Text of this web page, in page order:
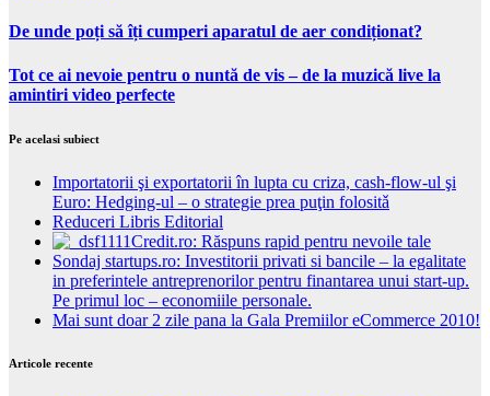
De unde poți să îți cumperi aparatul de aer condiționat?
Tot ce ai nevoie pentru o nuntă de vis – de la muzică live la
amintiri video perfecte
Pe acelasi subiect
Importatorii şi exportatorii în lupta cu criza, cash-flow-ul şi
Euro: Hedging-ul – o strategie prea puţin folositǎ
Reduceri Libris Editorial
Credit.ro: Răspuns rapid pentru nevoile tale
Sondaj startups.ro: Investitorii privati si bancile – la egalitate
in preferintele antreprenorilor pentru finantarea unui start-up.
Pe primul loc – economiile personale.
Mai sunt doar 2 zile pana la Gala Premiilor eCommerce 2010!
Articole recente